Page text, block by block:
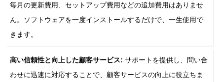
毎月の更新費用、セットアップ費用などの追加費用はありませ
ん。ソフトウェアを一度インストールするだけで、一生使用で
きます。
高い信頼性と向上した顧客サービス: サポートを提供し、問い合
わせに迅速に対応することで、顧客サービスの向上に役立ちま